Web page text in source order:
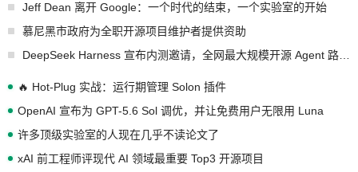
Jeff Dean 离开 Google：一个时代的结束，一个实验室的开始
慕尼黑市政府为全职开源项目维护者提供资助
🔥 Hot-Plug 实战：运行期管理 Solon 插件
OpenAI 宣布为 GPT-5.6 Sol 调优，并让免费用户无限用 Luna
许多顶级实验室的人现在几乎不读论文了
xAI 前工程师评现代 AI 领域最重要 Top3 开源项目